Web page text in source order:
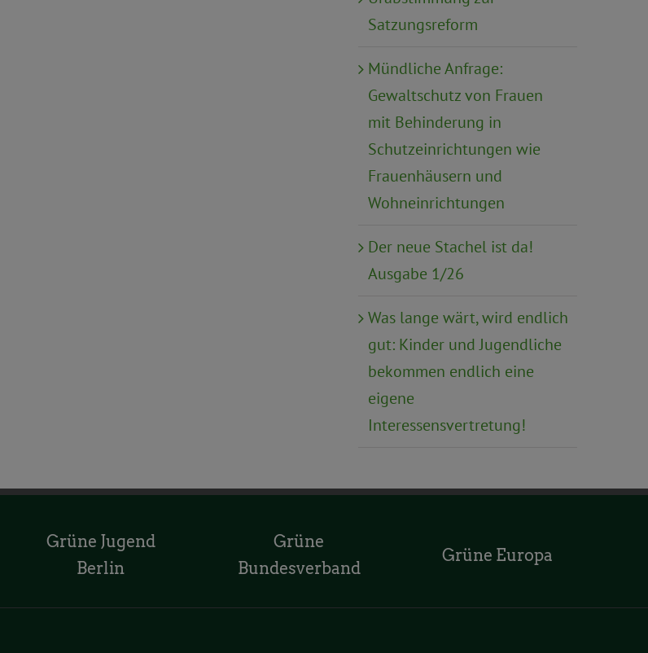
Satzungsreform
Mündliche Anfrage:
Gewaltschutz von Frauen
mit Behinderung in
Schutzeinrichtungen wie
Frauenhäusern und
Wohneinrichtungen
Der neue Stachel ist da!
Ausgabe 1/26
Was lange wärt, wird endlich
gut: Kinder und Jugendliche
bekommen endlich eine
eigene
Interessensvertretung!
Grüne Jugend
Berlin
Grüne
Bundesverband
Grüne Europa